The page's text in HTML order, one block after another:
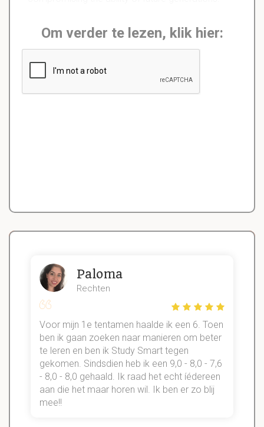
Om verder te lezen, klik hier:
Paloma
Rechten
Voor mijn 1e tentamen haalde ik een 6. Toen
ben ik gaan zoeken naar manieren om beter
te leren en ben ik Study Smart tegen
gekomen. Sindsdien heb ik een 9,0 - 8,0 - 7,6
- 8,0 - 8,0 gehaald. Ik raad het echt íédereen
aan die het maar horen wil. Ik ben er zo blij
mee!!